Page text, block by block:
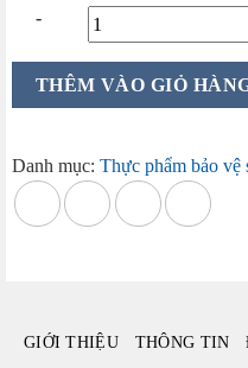
độc
chân
Kenko
số
THÊM VÀO GIỎ
Danh mục: Thực phẩm bảo vệ
GIỚI THIỆU THÔNG TIN